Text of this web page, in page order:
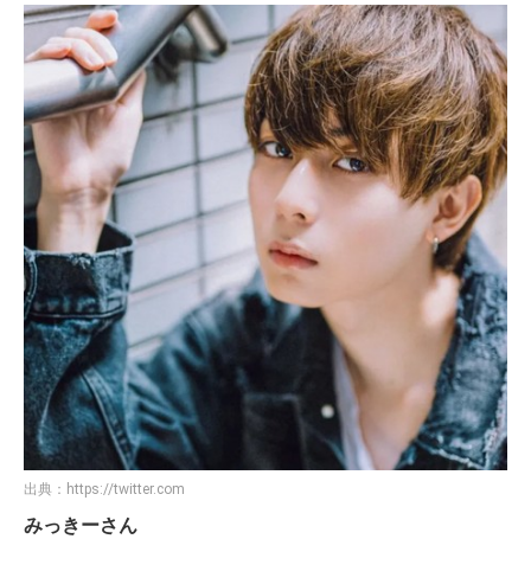
出典： https://twitter.com
みっきーさん